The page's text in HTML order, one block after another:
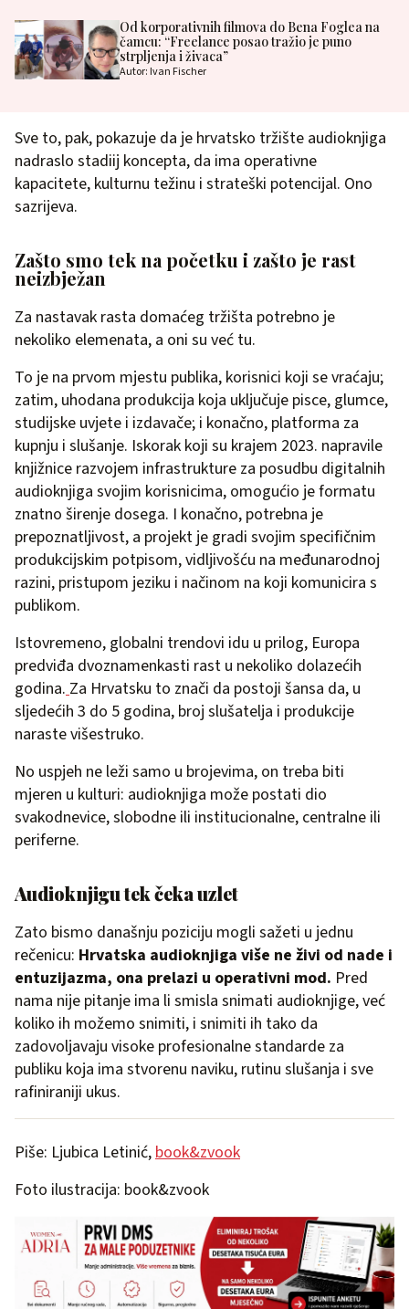
Od korporativnih filmova do Bena Foglea na
čamcu: “Freelance posao tražio je puno
strpljenja i živaca”
Autor: Ivan Fischer
Sve to, pak, pokazuje da je hrvatsko tržište audioknjiga
nadraslo stadiij koncepta, da ima operativne
kapacitete, kulturnu težinu i strateški potencijal. Ono
sazrijeva.
Zašto smo tek na početku i zašto je rast
neizbježan
Za nastavak rasta domaćeg tržišta potrebno je
nekoliko elemenata, a oni su već tu.
To je na prvom mjestu publika, korisnici koji se vraćaju;
zatim, uhodana produkcija koja uključuje pisce, glumce,
studijske uvjete i izdavače; i konačno, platforma za
kupnju i slušanje. Iskorak koji su krajem 2023. napravile
knjižnice razvojem infrastrukture za posudbu digitalnih
audioknjiga svojim korisnicima, omogućio je formatu
znatno širenje dosega. I konačno, potrebna je
prepoznatljivost, a projekt je gradi svojim specifičnim
produkcijskim potpisom, vidljivošću na međunarodnoj
razini, pristupom jeziku i načinom na koji komunicira s
publikom.
Istovremeno, globalni trendovi idu u prilog, Europa
predviđa dvoznamenkasti rast u nekoliko dolazećih
godina. Za Hrvatsku to znači da postoji šansa da, u
sljedećih 3 do 5 godina, broj slušatelja i produkcije
naraste višestruko.
No uspjeh ne leži samo u brojevima, on treba biti
mjeren u kulturi: audioknjiga može postati dio
svakodnevice, slobodne ili institucionalne, centralne ili
periferne.
Audioknjigu tek čeka uzlet
Zato bismo današnju poziciju mogli sažeti u jednu
rečenicu: Hrvatska audioknjiga više ne živi od nade i
entuzijazma, ona prelazi u operativni mod. Pred
nama nije pitanje ima li smisla snimati audioknjige, već
koliko ih možemo snimiti, i snimiti ih tako da
zadovoljavaju visoke profesionalne standarde za
publiku koja ima stvorenu naviku, rutinu slušanja i sve
rafiniraniji ukus.
Piše: Ljubica Letinić, book&zvook
Foto ilustracija: book&zvook